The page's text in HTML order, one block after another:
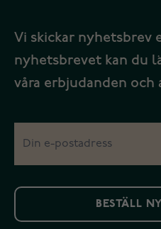
Vi skickar nyhetsbrev
nyhetsbrevet kan du
våra erbjudanden
BESTÄLL